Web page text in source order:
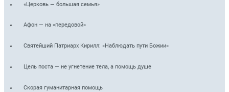
«Церковь — большая семья»
Афон — на «передовой»
Святейший Патриарх Кирилл: «Наблюдать пути Божии»
Цель поста — не угнетение тела, а помощь душе
Скорая гуманитарная помощь